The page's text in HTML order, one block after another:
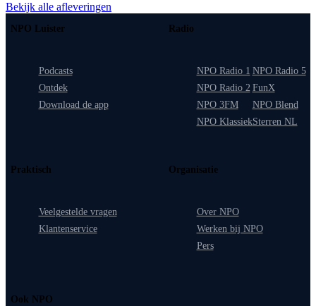
Bekijk alle afleveringen
NPO Luister
Podcasts
Ontdek
Download de app
Radio
NPO Radio 1
NPO Radio 2
NPO 3FM
NPO Klassiek
NPO Radio 5
FunX
NPO Blend
Sterren NL
Praktisch
Veelgestelde vragen
Klantenservice
Organisatie
Over NPO
Werken bij NPO
Pers
Ook NPO